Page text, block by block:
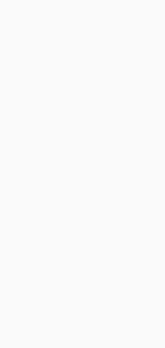
nejakých off-
Európe?
z týchto
destináciách
panenské